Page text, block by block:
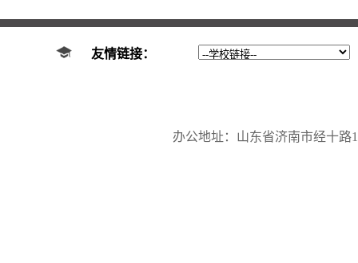
友情链接：
办公地址：山东省济南市经十路